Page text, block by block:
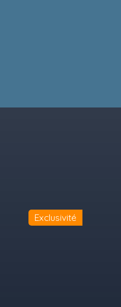
Exclusivité